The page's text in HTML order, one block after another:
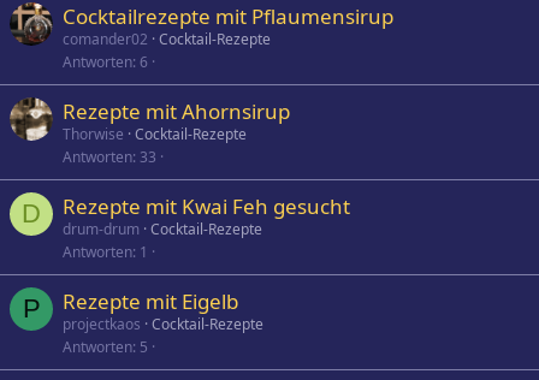
Cocktailrezepte mit Pflaumensirup
comander02 Cocktail-Rezepte
Antworten 6
Rezepte mit Ahornsirup
Thorwise Cocktail-Rezepte
Antworten 33
D Rezepte mit Kwai Feh gesucht
drum-drum Cocktail-Rezepte
Antworten 1
P Rezepte mit Eigelb
projectkaos Cocktail-Rezepte
Antworten 5